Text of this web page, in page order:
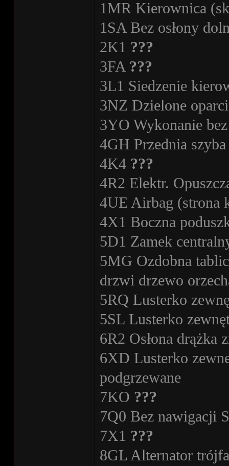
1MR Kierownica
1SA Bez osłony
2K1 ???
3FA ???
3L1 Siedzenie
3NZ Dzielone
3YO Wykonanie
4GH Przednia
4K4 ???
4R2 Elektr.
4UE Airbag (strona
4X1 Boczna
5D1 Zamek
5MG Ozdobna
drzwi drzewo
5RQ Lusterko
5SL Lusterko
6R2 Osłona drążka
6XD Lusterko
podgrzewane
7KO ???
7Q0 Bez nawigacji
7X1 ???
8GL Alternator